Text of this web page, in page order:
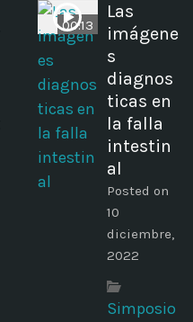
00:13
Las
imágene
s
diagnos
ticas en
la falla
intestin
al
Posted on
10
diciembre,
2022
Simposio